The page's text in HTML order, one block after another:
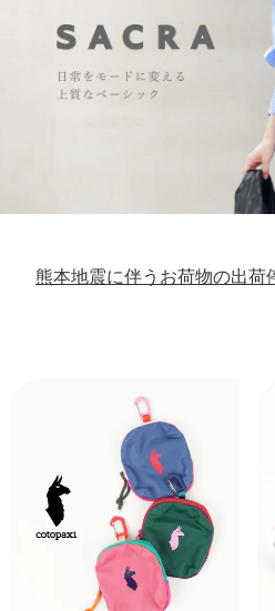
熊本地震に伴うお荷物の出荷